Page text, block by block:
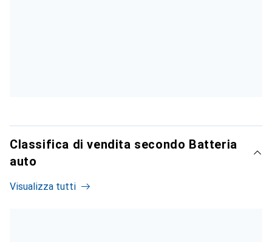
Classifica di vendita secondo Batteria
auto
Visualizza tutti